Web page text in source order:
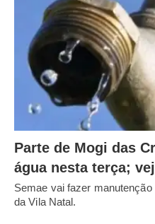
Parte de Mogi das
água nesta terça;
Semae vai fazer
da Vila Natal.